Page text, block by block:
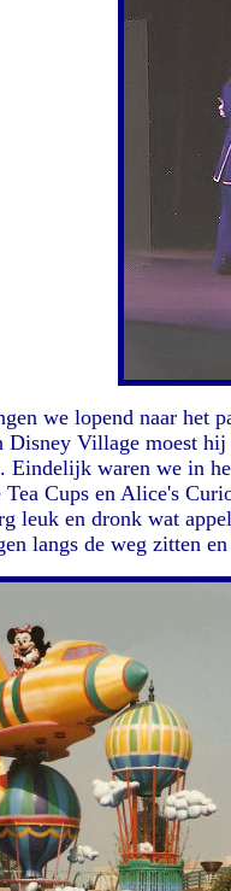
we lopend naar het
Village moest
Eindelijk waren we in
Cups en Alice's
leuk en dronk wat
langs de weg zitten